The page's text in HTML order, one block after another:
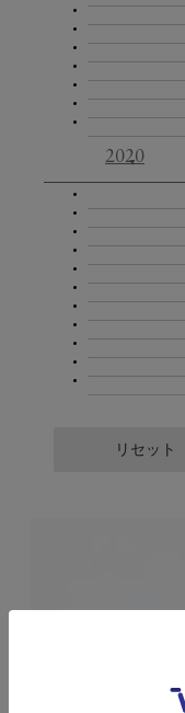
2020
リセット